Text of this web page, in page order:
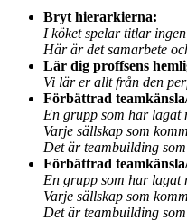
Bryt hierarkierna:
I köket spelar titlar
Här är det samarbete
Lär dig proffsens
Vi lär er allt från den
Förbättrad
En grupp som har lagat
Varje sällskap som
Det är teambuilding
Förbättrad
En grupp som har lagat
Varje sällskap som
Det är teambuilding